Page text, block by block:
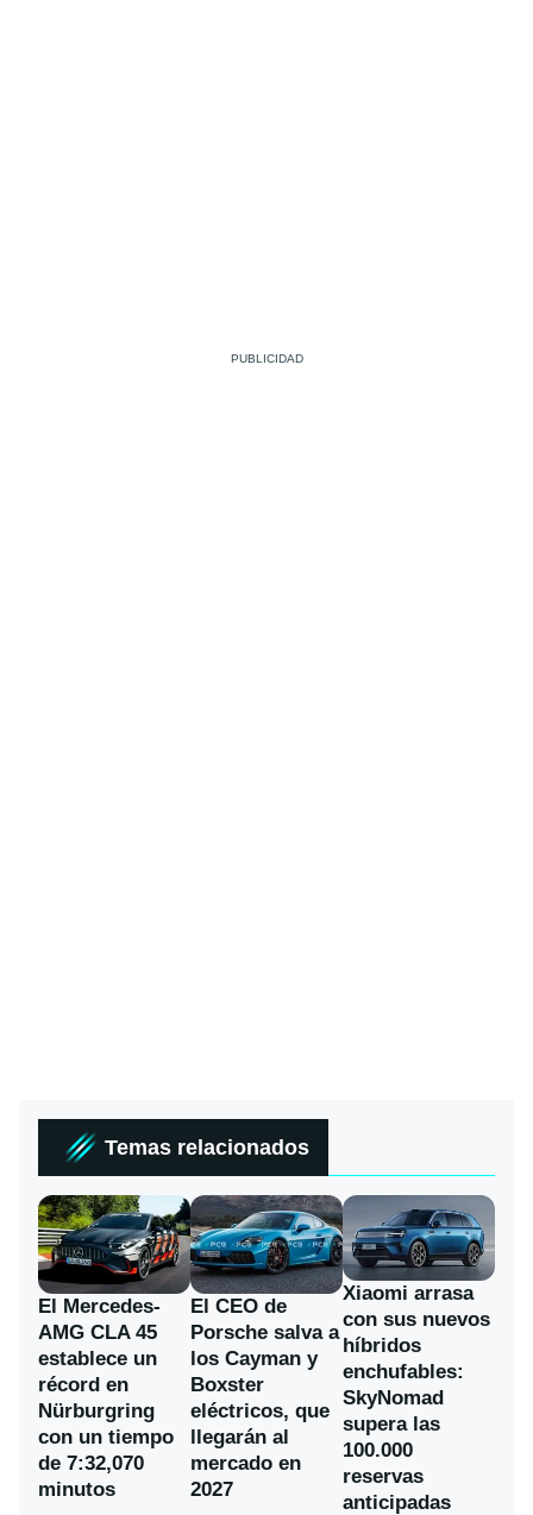
Temas relacionados
El Mercedes-
AMG CLA 45
establece un
récord en
Nürburgring
con un tiempo
de 7:32,070
minutos
El CEO de
Porsche salva a
los Cayman y
Boxster
eléctricos, que
llegarán al
mercado en
2027
Xiaomi arrasa
con sus nuevos
híbridos
enchufables:
SkyNomad
supera las
100.000
reservas
anticipadas